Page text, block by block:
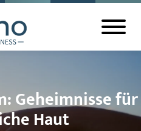
Geheimnisse für
Haut